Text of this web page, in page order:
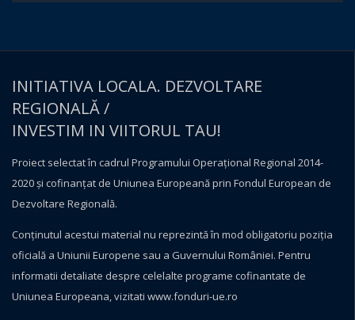
INITIATIVA LOCALA. DEZVOLTARE
REGIONALĂ /
INVESTIM IN VIITORUL TAU!
Proiect selectat în cadrul Programului Operațional Regional 2014-
2020 și cofinanțat de Uniunea Europeană prin Fondul European de
Dezvoltare Regională.
Conţinutul acestui material nu reprezintă în mod obligatoriu poziţia
oficială a Uniunii Europene sau a Guvernului României. Pentru
informatii detaliate despre celelalte programe cofinantate de
Uniunea Europeana, vizitati www.fonduri-ue.ro